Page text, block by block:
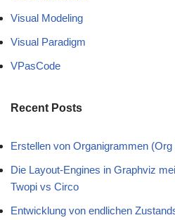
Visual Modeling
Visual Paradigm
VPasCode
Recent Posts
Erstellen von Organigrammen
Die Layout-Engines in Graphviz
Twopi vs Circo
Entwicklung von endlichen